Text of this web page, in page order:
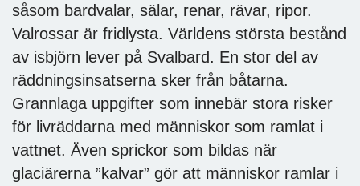
såsom bardvalar, sälar, renar, rävar, ripor.
Valrossar är fridlysta. Världens största bestånd
av isbjörn lever på Svalbard. En stor del av
räddningsinsatserna sker från båtarna.
Grannlaga uppgifter som innebär stora risker
för livräddarna med människor som ramlat i
vattnet. Även sprickor som bildas när
glaciärerna ”kalvar” gör att människor ramlar i